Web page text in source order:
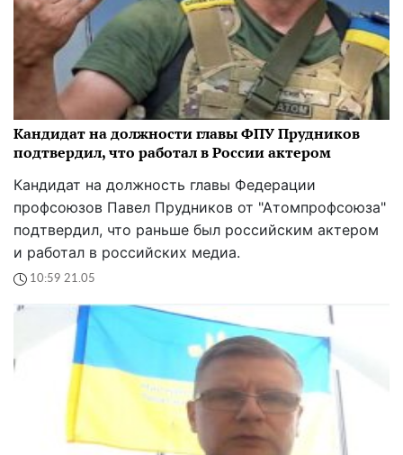
Кандидат на должности главы ФПУ Прудников
подтвердил, что работал в России актером
Кандидат на должность главы Федерации
профсоюзов Павел Прудников от "Атомпрофсоюза"
подтвердил, что раньше был российским актером
и работал в российских медиа.
10:59 21.05